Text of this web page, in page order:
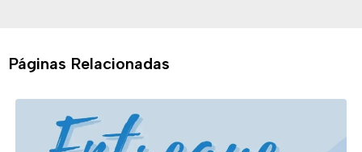
Páginas Relacionadas